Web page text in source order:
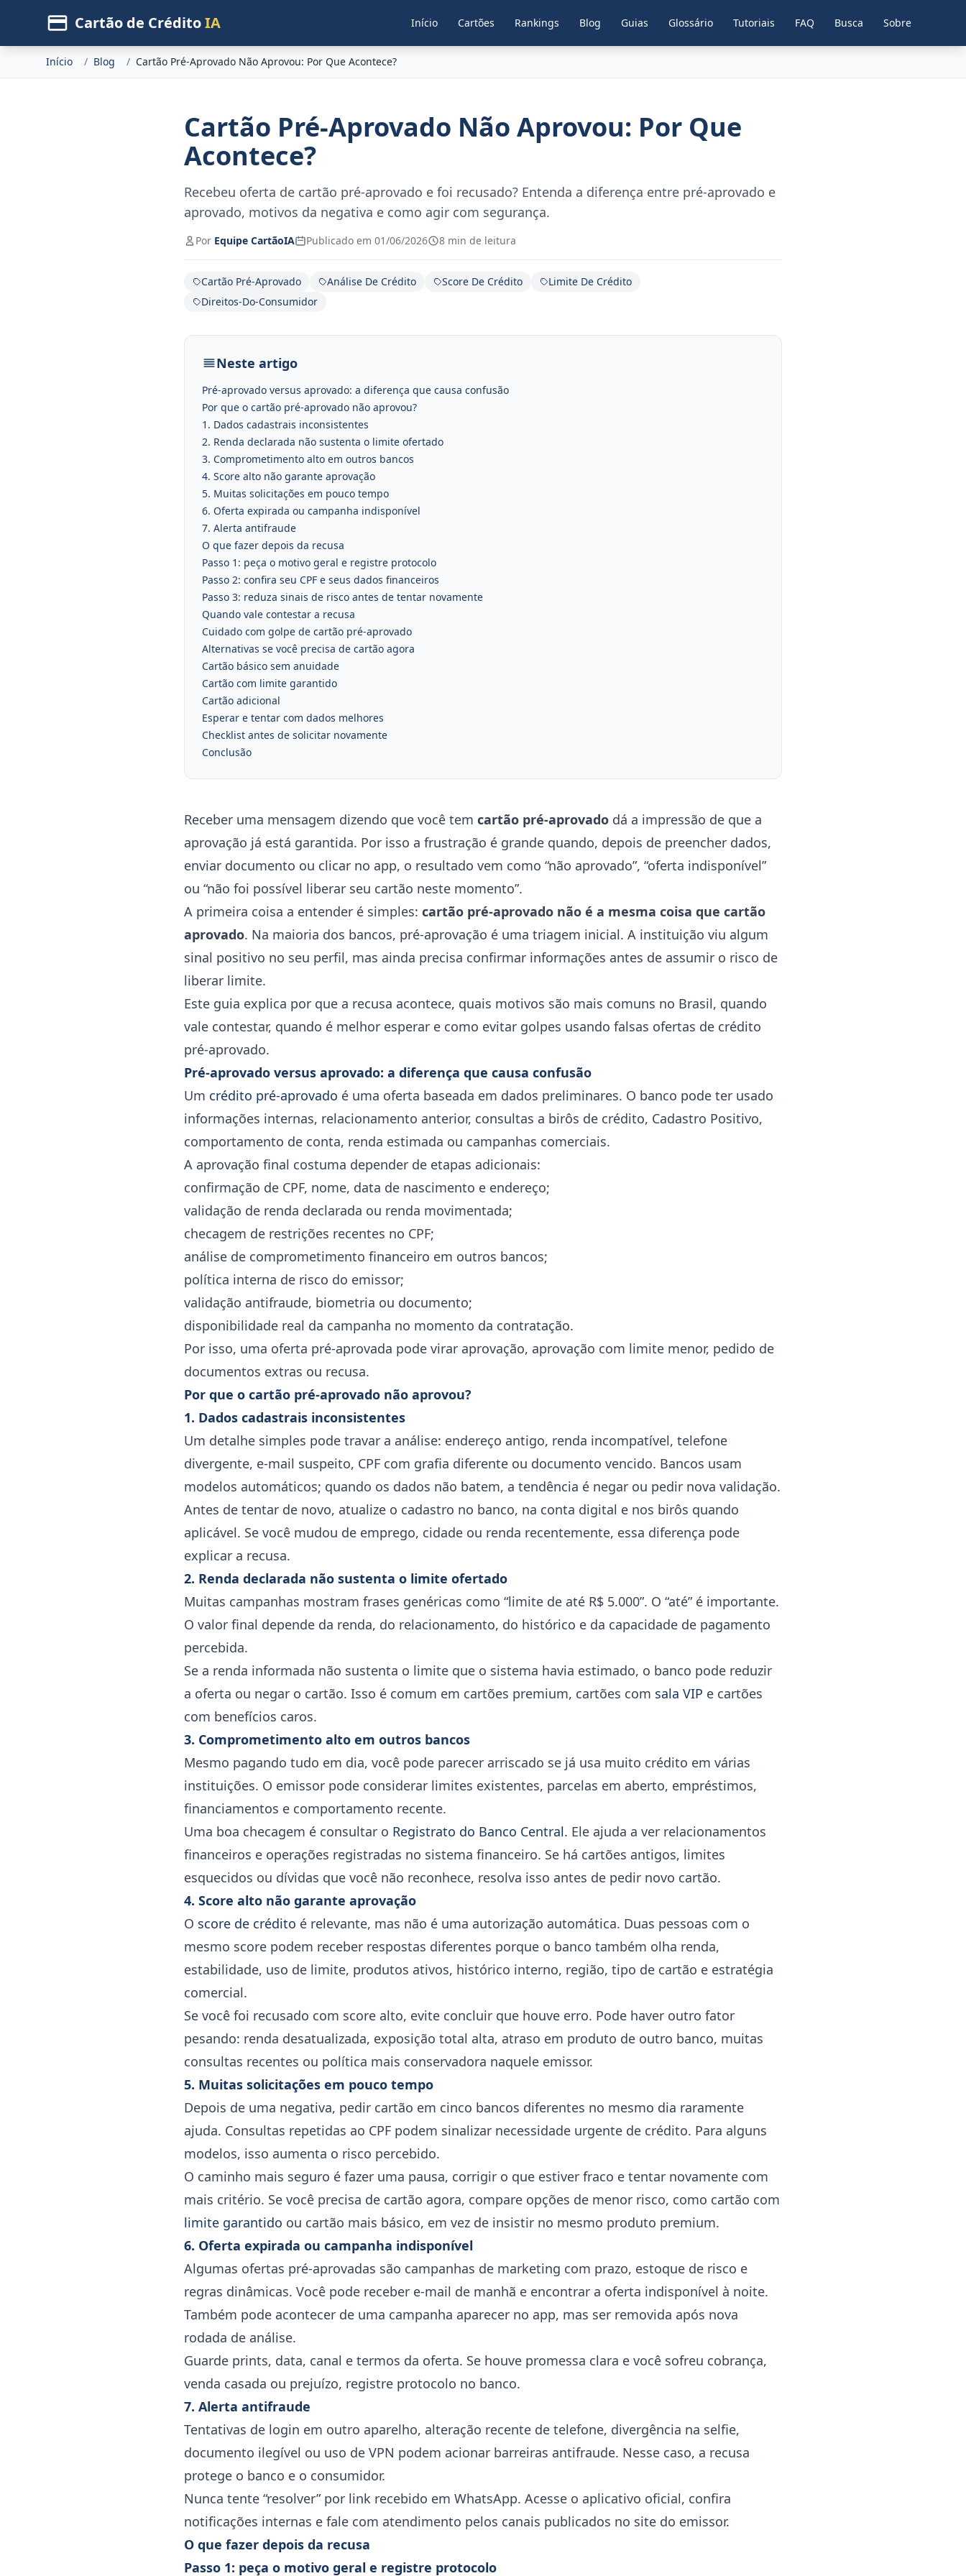
Cartão de CréditoIA Início Cartões Rankings Blog Guias Glossário Tutoriais FAQ Busca Sobre
Início / Blog / Cartão Pré-Aprovado Não Aprovou: Por Que Acontece?
Cartão Pré-Aprovado Não Aprovou: Por Que
Acontece?
Recebeu oferta de cartão pré-aprovado e foi recusado? Entenda a diferença entre pré-aprovado e
aprovado, motivos da negativa e como agir com segurança.
Por Equipe CartãoIA Publicado em 01/06/2026 8 min de leitura
Cartão Pré-Aprovado Análise De Crédito Score De Crédito
Limite De Crédito
Direitos-Do-Consumidor
Neste artigo
Pré-aprovado versus aprovado: a diferença que causa confusão
Por que o cartão pré-aprovado não aprovou?
1. Dados cadastrais inconsistentes
2. Renda declarada não sustenta o limite ofertado
3. Comprometimento alto em outros bancos
4. Score alto não garante aprovação
5. Muitas solicitações em pouco tempo
6. Oferta expirada ou campanha indisponível
7. Alerta antifraude
O que fazer depois da recusa
Passo 1: peça o motivo geral e registre protocolo
Passo 2: confira seu CPF e seus dados financeiros
Passo 3: reduza sinais de risco antes de tentar novamente
Quando vale contestar a recusa
Cuidado com golpe de cartão pré-aprovado
Alternativas se você precisa de cartão agora
Cartão básico sem anuidade
Cartão com limite garantido
Cartão adicional
Esperar e tentar com dados melhores
Checklist antes de solicitar novamente
Conclusão
Receber uma mensagem dizendo que você tem cartão pré-aprovado dá a impressão de que a
aprovação já está garantida. Por isso a frustração é grande quando, depois de preencher dados,
enviar documento ou clicar no app, o resultado vem como “não aprovado”, “oferta indisponível”
ou “não foi possível liberar seu cartão neste momento”.
A primeira coisa a entender é simples: cartão pré-aprovado não é a mesma coisa que cartão
aprovado. Na maioria dos bancos, pré-aprovação é uma triagem inicial. A instituição viu algum
sinal positivo no seu perfil, mas ainda precisa confirmar informações antes de assumir o risco de
liberar limite.
Este guia explica por que a recusa acontece, quais motivos são mais comuns no Brasil, quando
vale contestar, quando é melhor esperar e como evitar golpes usando falsas ofertas de crédito
pré-aprovado.
Pré-aprovado versus aprovado: a diferença que causa confusão
Um crédito pré-aprovado é uma oferta baseada em dados preliminares. O banco pode ter usado
informações internas, relacionamento anterior, consultas a birôs de crédito, Cadastro Positivo,
comportamento de conta, renda estimada ou campanhas comerciais.
A aprovação final costuma depender de etapas adicionais:
confirmação de CPF, nome, data de nascimento e endereço;
validação de renda declarada ou renda movimentada;
checagem de restrições recentes no CPF;
análise de comprometimento financeiro em outros bancos;
política interna de risco do emissor;
validação antifraude, biometria ou documento;
disponibilidade real da campanha no momento da contratação.
Por isso, uma oferta pré-aprovada pode virar aprovação, aprovação com limite menor, pedido de
documentos extras ou recusa.
Por que o cartão pré-aprovado não aprovou?
1. Dados cadastrais inconsistentes
Um detalhe simples pode travar a análise: endereço antigo, renda incompatível, telefone
divergente, e-mail suspeito, CPF com grafia diferente ou documento vencido. Bancos usam
modelos automáticos; quando os dados não batem, a tendência é negar ou pedir nova validação.
Antes de tentar de novo, atualize o cadastro no banco, na conta digital e nos birôs quando
aplicável. Se você mudou de emprego, cidade ou renda recentemente, essa diferença pode
explicar a recusa.
2. Renda declarada não sustenta o limite ofertado
Muitas campanhas mostram frases genéricas como “limite de até R$ 5.000”. O “até” é importante.
O valor final depende da renda, do relacionamento, do histórico e da capacidade de pagamento
percebida.
Se a renda informada não sustenta o limite que o sistema havia estimado, o banco pode reduzir
a oferta ou negar o cartão. Isso é comum em cartões premium, cartões com sala VIP e cartões
com benefícios caros.
3. Comprometimento alto em outros bancos
Mesmo pagando tudo em dia, você pode parecer arriscado se já usa muito crédito em várias
instituições. O emissor pode considerar limites existentes, parcelas em aberto, empréstimos,
financiamentos e comportamento recente.
Uma boa checagem é consultar o Registrato do Banco Central. Ele ajuda a ver relacionamentos
financeiros e operações registradas no sistema financeiro. Se há cartões antigos, limites
esquecidos ou dívidas que você não reconhece, resolva isso antes de pedir novo cartão.
4. Score alto não garante aprovação
O score de crédito é relevante, mas não é uma autorização automática. Duas pessoas com o
mesmo score podem receber respostas diferentes porque o banco também olha renda,
estabilidade, uso de limite, produtos ativos, histórico interno, região, tipo de cartão e estratégia
comercial.
Se você foi recusado com score alto, evite concluir que houve erro. Pode haver outro fator
pesando: renda desatualizada, exposição total alta, atraso em produto de outro banco, muitas
consultas recentes ou política mais conservadora naquele emissor.
5. Muitas solicitações em pouco tempo
Depois de uma negativa, pedir cartão em cinco bancos diferentes no mesmo dia raramente
ajuda. Consultas repetidas ao CPF podem sinalizar necessidade urgente de crédito. Para alguns
modelos, isso aumenta o risco percebido.
O caminho mais seguro é fazer uma pausa, corrigir o que estiver fraco e tentar novamente com
mais critério. Se você precisa de cartão agora, compare opções de menor risco, como cartão com
limite garantido ou cartão mais básico, em vez de insistir no mesmo produto premium.
6. Oferta expirada ou campanha indisponível
Algumas ofertas pré-aprovadas são campanhas de marketing com prazo, estoque de risco e
regras dinâmicas. Você pode receber e-mail de manhã e encontrar a oferta indisponível à noite.
Também pode acontecer de uma campanha aparecer no app, mas ser removida após nova
rodada de análise.
Guarde prints, data, canal e termos da oferta. Se houve promessa clara e você sofreu cobrança,
venda casada ou prejuízo, registre protocolo no banco.
7. Alerta antifraude
Tentativas de login em outro aparelho, alteração recente de telefone, divergência na selfie,
documento ilegível ou uso de VPN podem acionar barreiras antifraude. Nesse caso, a recusa
protege o banco e o consumidor.
Nunca tente “resolver” por link recebido em WhatsApp. Acesse o aplicativo oficial, confira
notificações internas e fale com atendimento pelos canais publicados no site do emissor.
O que fazer depois da recusa
Passo 1: peça o motivo geral e registre protocolo